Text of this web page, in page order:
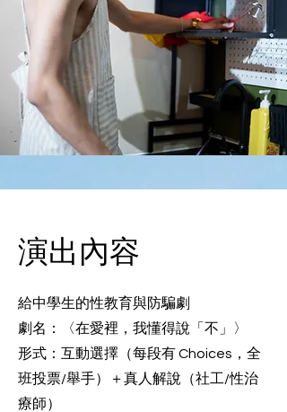
演出內容
給中學生的性教育與防騙劇
劇名：〈在愛裡，我懂得說「不」〉
形式：互動選擇（每段有 Choices，全
班投票/舉手）＋真人解說（社工/性治
療師）